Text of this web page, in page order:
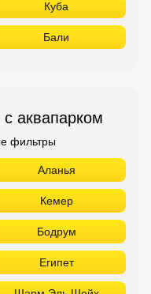
Аланья
Шарм Эль Шейх
4* звезды
фильтры